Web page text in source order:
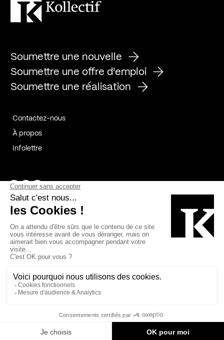
Soumettre une nouvelle
Soumettre une offre d'emploi
Soumettre une réalisation
Contactez-nous
À propos
Infolettre
Page Facebook de Kollectif
Page Instagram de Kollectif
Page Linkedin de Kollectif
Bâtiment-Durable-Québec-1
Esquisses-1
MP-1 v2com-1
Cookies